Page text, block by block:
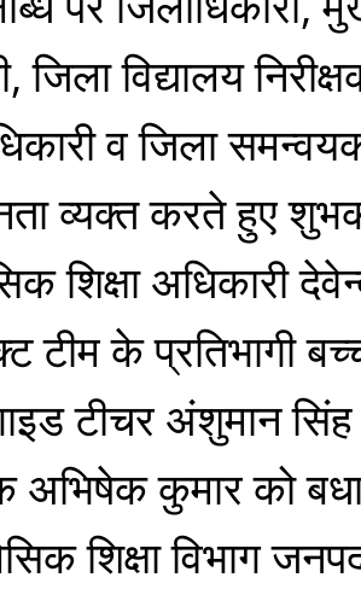
जिला विद्यालय
व जिला
व्यक्त करते हुए
शिक्षा अधिकारी
टीम के प्रतिभागी
टीचर अंशुमान
अभिषेक कुमार को
शिक्षा विभाग